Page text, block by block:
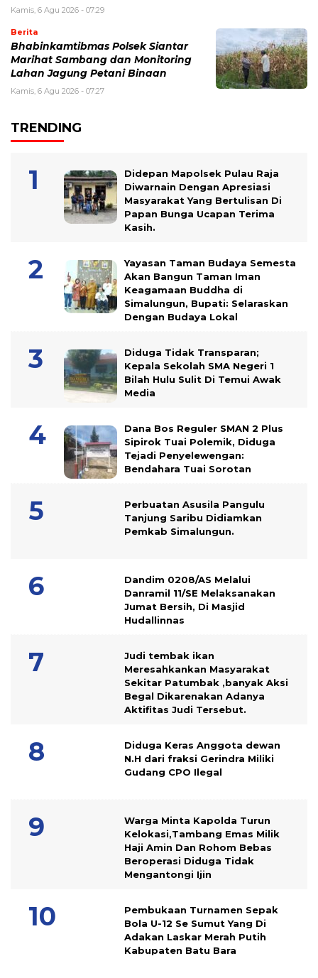
Kamis, 6 Agu 2026 - 07:29
Berita
Bhabinkamtibmas Polsek Siantar
Marihat Sambang dan Monitoring
Lahan Jagung Petani Binaan
Kamis, 6 Agu 2026 - 07:27
TRENDING
Didepan Mapolsek Pulau Raja
Diwarnain Dengan Apresiasi
Masyarakat Yang Bertulisan Di
Papan Bunga Ucapan Terima
Kasih.
Yayasan Taman Budaya Semesta
Akan Bangun Taman Iman
Keagamaan Buddha di
Simalungun, Bupati: Selaraskan
Dengan Budaya Lokal
Diduga Tidak Transparan;
Kepala Sekolah SMA Negeri 1
Bilah Hulu Sulit Di Temui Awak
Media
Dana Bos Reguler SMAN 2 Plus
Sipirok Tuai Polemik, Diduga
Tejadi Penyelewengan:
Bendahara Tuai Sorotan
Perbuatan Asusila Pangulu
Tanjung Saribu Didiamkan
Pemkab Simalungun.
Dandim 0208/AS Melalui
Danramil 11/SE Melaksanakan
Jumat Bersih, Di Masjid
Hudallinnas
Judi tembak ikan
Meresahkankan Masyarakat
Sekitar Patumbak ,banyak Aksi
Begal Dikarenakan Adanya
Aktifitas Judi Tersebut.
Diduga Keras Anggota dewan
N.H dari fraksi Gerindra Miliki
Gudang CPO Ilegal
Warga Minta Kapolda Turun
Kelokasi,Tambang Emas Milik
Haji Amin Dan Rohom Bebas
Beroperasi Diduga Tidak
Mengantongi Ijin
Pembukaan Turnamen Sepak
Bola U-12 Se Sumut Yang Di
Adakan Laskar Merah Putih
Kabupaten Batu Bara